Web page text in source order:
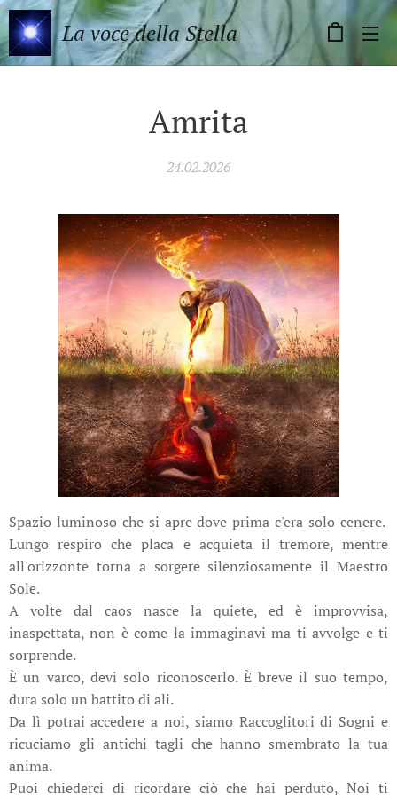
La voce della Stella
Amrita
24.02.2026
Spazio luminoso che si apre dove prima c'era solo cenere.
Lungo respiro che placa e acquieta il tremore, mentre
all'orizzonte torna a sorgere silenziosamente il Maestro
Sole.
A volte dal caos nasce la quiete, ed è improvvisa,
inaspettata, non è come la immaginavi ma ti avvolge e ti
sorprende.
È un varco, devi solo riconoscerlo. È breve il suo tempo,
dura solo un battito di ali.
Da lì potrai accedere a noi, siamo Raccoglitori di Sogni e
ricuciamo gli antichi tagli che hanno smembrato la tua
anima.
Puoi chiederci di ricordare ciò che hai perduto, Noi ti